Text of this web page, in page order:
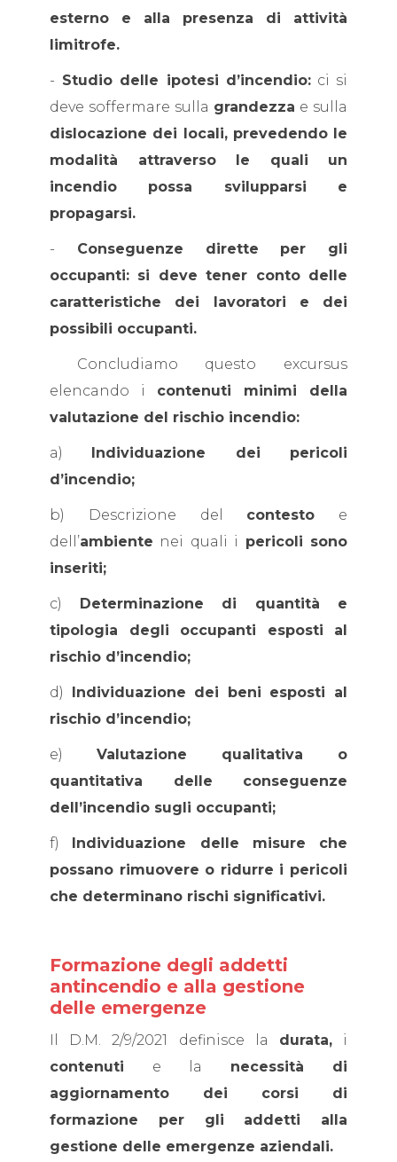
esterno e alla presenza di attività
limitrofe.
- Studio delle ipotesi d’incendio:ci si
deve soffermare sulla grandezza e sulla
dislocazione dei locali, prevedendo le
modalità attraverso le quali un
incendio possa svilupparsi e
propagarsi.
- Conseguenze dirette per gli
occupanti: si deve tener conto delle
caratteristiche dei lavoratori e dei
possibili occupanti.
Concludiamo questo excursus
elencando i contenuti minimi della
valutazione del rischio incendio:
a)
Individuazione dei pericoli
d’incendio;
b) Descrizione del contesto e
dell’ambiente nei quali i pericoli sono
inseriti;
c)
Determinazione di quantità e
tipologia degli occupanti esposti al
rischio d’incendio;
d)
Individuazione dei beni esposti al
rischio d’incendio;
e) Valutazione qualitativa o
quantitativa delle conseguenze
dell’incendio sugli occupanti;
f)
Individuazione delle misure che
possano rimuovere o ridurre i pericoli
che determinano rischi significativi.
Formazione degli addetti
antincendio e alla gestione
delle emergenze
Il D.M. 2/9/2021 definisce la durata,i
contenuti e la necessità di
aggiornamento dei corsi di
formazione per gli addetti alla
gestione delle emergenze aziendali.